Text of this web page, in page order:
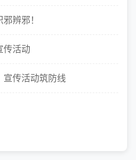
辨邪！
传活动
宣传活动筑防线